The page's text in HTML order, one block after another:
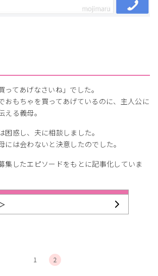
ってあげなさいね」でした。
おもちゃを買ってあげているのに、主人公に
える義母。
困惑し、夫に相談しました。
には会わないと決意したのでした。
集したエピソードをもとに記事化していま
1 2